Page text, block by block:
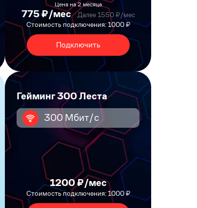
Цена на 2 месяца
775 ₽/мес
Далее 1550 ₽/мес
Стоимость подключения: 1000 ₽
Подключить
Гейминг 300 Леста
300 Мбит/с
1200 ₽/мес
Стоимость подключения: 1000 ₽